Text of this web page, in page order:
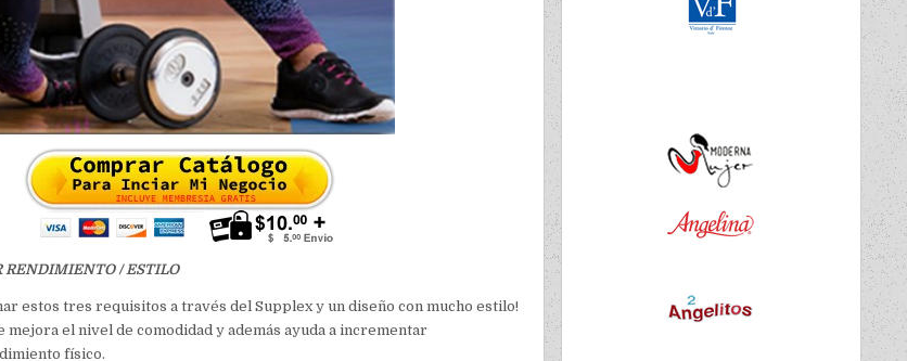
RENDIMIENTO / ESTILO
estos tres requisitos a través del Supplex y un diseño con mucho estilo!
mejora el nivel de comodidad y además ayuda a incrementar
físico.